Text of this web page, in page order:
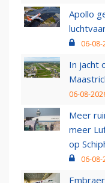
Apollo
06-08-
In jacht
06-08-
Meer
meer
op
06-08-